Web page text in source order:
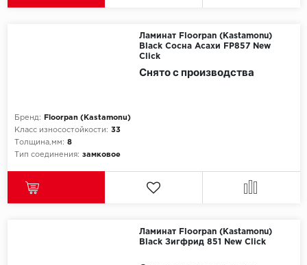
Ламинат Floorpan (Kastamonu)
Black Сосна Асахи FP857 New
Click
Бренд:
Floorpan (Kastamonu)
Класс износостойкости: 33
Толщина,мм: 8
Тип соединения: замковое
Снято с производства
Ламинат Floorpan (Kastamonu)
Black Зигфрид 851 New Click